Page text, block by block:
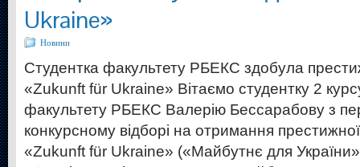
Ukraine»
Новини
Студентка факультету РБЕКС здобула
«Zukunft für Ukraine» Вітаємо студентку 2
факультету РБЕКС Валерію Бессарабову з
конкурсному відборі на отримання
«Zukunft für Ukraine» («Майбутнє для